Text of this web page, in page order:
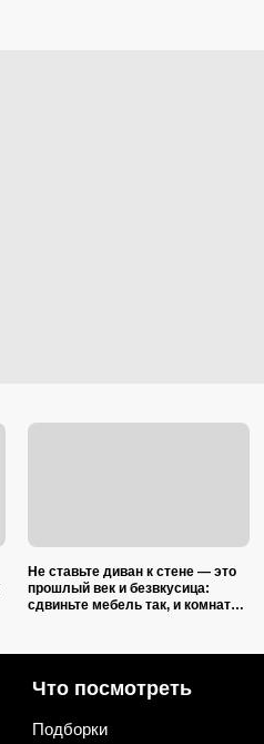
Не ставьте диван к стене — это
прошлый век и безвкусица:
сдвиньте мебель так, и комната
Что посмотреть
Подборки